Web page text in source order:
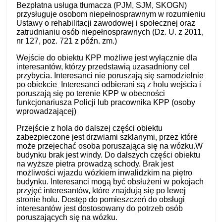
Bezpłatna usługa tłumacza (PJM, SJM, SKOGN)
przysługuje osobom niepełnosprawnym w rozumieniu
Ustawy o rehabilitacji zawodowej i społecznej oraz
zatrudnianiu osób niepełnosprawnych (Dz. U. z 2011,
nr 127, poz. 721 z późn. zm.)
Wejście do obiektu KPP możliwe jest wyłącznie dla
interesantów, którzy przedstawią uzasadniony cel
przybycia. Interesanci nie poruszają się samodzielnie
po obiekcie Interesanci odbierani są z holu wejścia i
poruszają się po terenie KPP w obecności
funkcjonariusza Policji lub pracownika KPP (osoby
wprowadzającej)
Przejście z hola do dalszej części obiektu
zabezpieczone jest drzwiami szklanymi, przez które
może przejechać osoba poruszająca się na wózku.W
budynku brak jest windy. Do dalszych części obiektu
na wyższe pietra prowadzą schody. Brak jest
możliwości wjazdu wózkiem inwalidzkim na piętro
budynku. Interesanci mogą być obsłużeni w pokojach
przyjęć interesantów, które znajdują się po lewej
stronie holu. Dostęp do pomieszczeń do obsługi
interesantów jest dostosowany do potrzeb osób
poruszających się na wózku.